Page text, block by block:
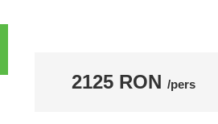
2125 RON /pers